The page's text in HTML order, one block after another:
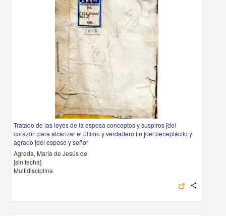
Tratado de las leyes de la esposa conceptos y suspiros [del
corazón para alcanzar el último y verdadero fin [del beneplácito y
agrado [del esposo y señor
Agreda, María de Jesús de
[sin fecha]
Multidisciplina
share